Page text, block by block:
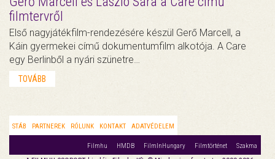
filmtervről
Első nagyjátékfilm-rendezésére készül Gerő Marcell, a
Káin gyermekei című dokumentumfilm alkotója. A Care
egy Berlinből a nyári szünetre…
TOVÁBB
STÁB PARTNEREK RÓLUNK KONTAKT ADATVÉDELEM
Filmhu HMDB FilmInHungary Filmtörténet Szakma